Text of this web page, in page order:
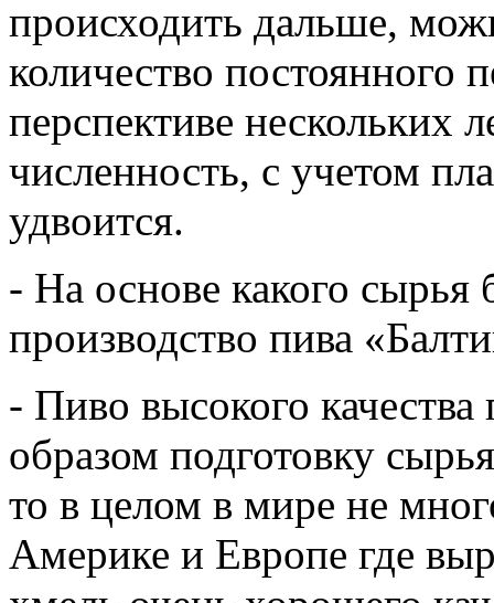
происходить дальше,
количество постоянного
перспективе нескольких
численность, с учетом
удвоится.
- На основе какого сырья
производство пива
- Пиво высокого
образом подготовку
то в целом в мире не
Америке и Европе где